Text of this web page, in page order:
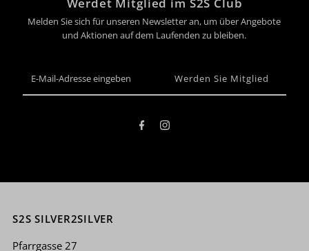
Melden Sie sich für unseren Newsletter an, um über Angebote
und Aktionen auf dem Laufenden zu bleiben.
Mail-
Adresse
S2S SILVER2SILVER
Pfarrgasse 27